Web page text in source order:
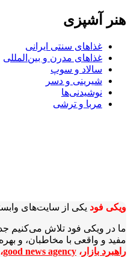
هنر آشپزی
غذاهای سنتی ایرانی
غذاهای مدرن و بین‌المللی
سالاد و سوپ
شیرینی و دسر
نوشیدنی‌ها
مربا و ترشی
ویکی‌ فود یکی از سایت‌های
ما در ویکی‌ فود تلاش می‌کنیم
مفید و واقعی با مخاطبان، و
راهبرد بازار ، good news agency،